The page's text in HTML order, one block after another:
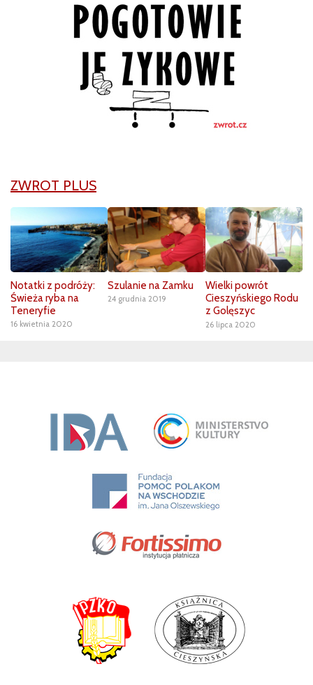
ZWROT PLUS
Notatki z podróży:
Świeża ryba na
Teneryfie
16 kwietnia 2020
Szulanie na Zamku
24 grudnia 2019
Wielki powrót
Cieszyńskiego Rodu
z Golęszyc
26 lipca 2020